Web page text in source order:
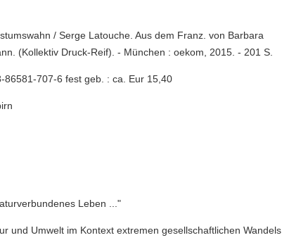
/ Serge Latouche. Aus dem Franz. von Barbara
(Kollektiv Druck-Reif). - München : oekom, 2015. - 201 S.
86581-707-6 fest geb. : ca. Eur 15,40
Leben ..."
und Umwelt im Kontext extremen gesellschaftlichen Wandels